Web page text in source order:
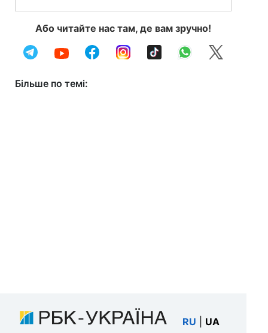
Або читайте нас там, де вам зручно!
Більше по темі:
RU UA